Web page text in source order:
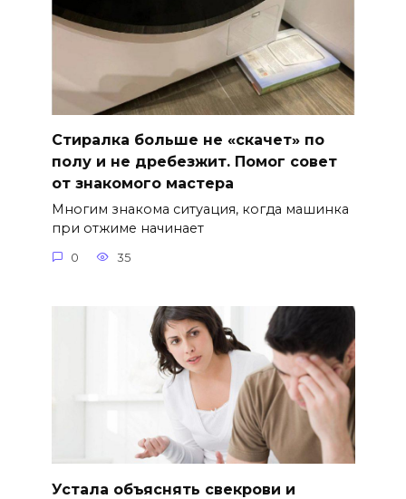
Стиралка больше не «скачет» по
полу и не дребезжит. Помог совет
от знакомого мастера
Многим знакома ситуация, когда машинка
при отжиме начинает
0 35
Устала объяснять свекрови и